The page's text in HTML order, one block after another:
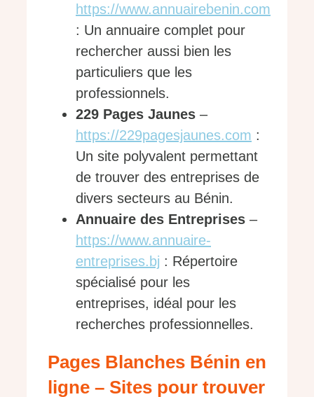
https://www.annuairebenin.com
: Un annuaire complet pour
rechercher aussi bien les
particuliers que les
professionnels.
229 Pages Jaunes –
https://229pagesjaunes.com :
Un site polyvalent permettant
de trouver des entreprises de
divers secteurs au Bénin.
Annuaire des Entreprises –
https://www.annuaire-
entreprises.bj : Répertoire
spécialisé pour les
entreprises, idéal pour les
recherches professionnelles.
Pages Blanches Bénin en
ligne – Sites pour trouver